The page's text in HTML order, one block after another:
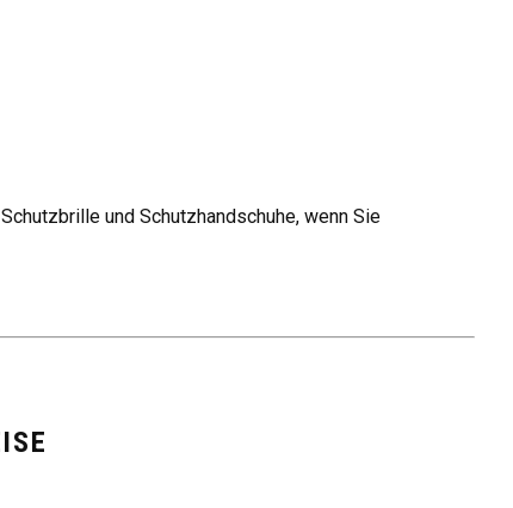
und Schutzhandschuhe, wenn Sie